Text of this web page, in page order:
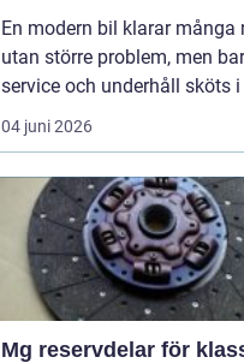
En modern bil klarar många
utan större problem, men
service och underhåll sköts i
04 juni 2026
Mg reservdelar för